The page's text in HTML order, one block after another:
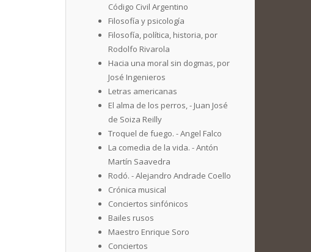
Código Civil Argentino
Filosofía y psicología
Filosofía, política, historia, por
Rodolfo Rivarola
Hacia una moral sin dogmas, por
José Ingenieros
Letras americanas
El alma de los perros, - Juan José
de Soiza Reilly
Troquel de fuego. - Angel Falco
La comedia de la vida. - Antón
Martín Saavedra
Rodó. - Alejandro Andrade Coello
Crónica musical
Conciertos sinfónicos
Bailes rusos
Maestro Enrique Soro
Conciertos